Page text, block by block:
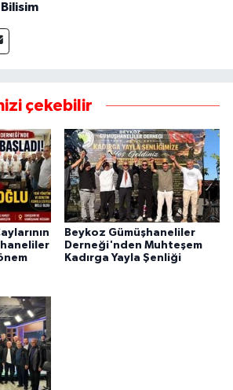
Bilisim
çekebilir
Beykoz Gümüşhaneliler
Derneği'nden Muhteşem
Kadırga Yayla Şenliği